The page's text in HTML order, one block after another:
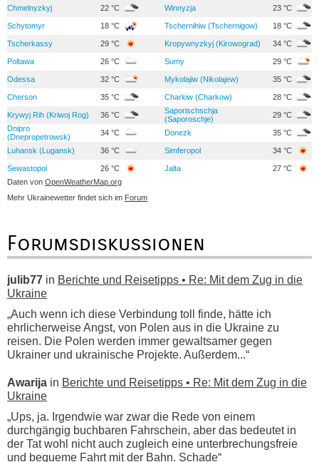
Chmelnyzkyj 22 °C Winnyzja 23 °C
Schytomyr 18 °C Tschernihiw (Tschernigow) 18 °C
Tscherkassy 29 °C Kropywnyzkyj (Kirowograd) 34 °C
Poltawa 26 °C Sumy 29 °C
Odessa 32 °C Mykolajiw (Nikolajew) 35 °C
Cherson 35 °C Charkiw (Charkow) 28 °C
Krywyj Rih (Kriwoj Rog) 36 °C
Saporischschja
(Saporoschje)
29 °C
Dnipro
(Dnepropetrowsk)
34 °C Donezk 35 °C
Luhansk (Lugansk) 36 °C Simferopol 34 °C
Sewastopol 26 °C Jalta
27 °C
Daten von OpenWeatherMap.org
Mehr Ukrainewetter findet sich im Forum
Forumsdiskussionen
julib77 in Berichte und Reisetipps • Re: Mit dem Zug in die
Ukraine
„Auch wenn ich diese Verbindung toll finde, hätte ich
ehrlicherweise Angst, von Polen aus in die Ukraine zu
reisen. Die Polen werden immer gewaltsamer gegen
Ukrainer und ukrainische Projekte. Außerdem...“
Awarija in Berichte und Reisetipps • Re: Mit dem Zug in die
Ukraine
„Ups, ja. Irgendwie war zwar die Rede von einem
durchgängig buchbaren Fahrschein, aber das bedeutet in
der Tat wohl nicht auch zugleich eine unterbrechungsfreie
und bequeme Fahrt mit der Bahn. Schade“